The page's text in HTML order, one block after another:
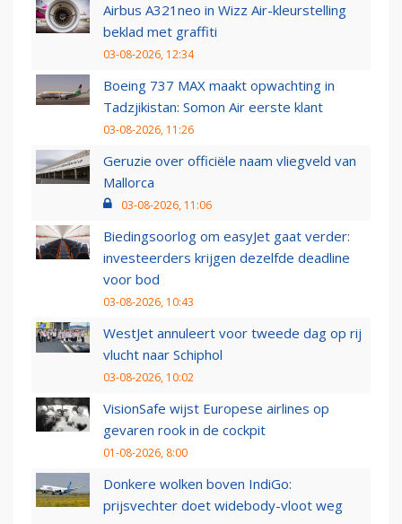
Airbus A321neo in Wizz Air-kleurstelling
beklad met graffiti
03-08-2026, 12:34
Boeing 737 MAX maakt opwachting in
Tadzjikistan: Somon Air eerste klant
03-08-2026, 11:26
Geruzie over officiële naam vliegveld van
Mallorca
03-08-2026, 11:06
Biedingsoorlog om easyJet gaat verder:
investeerders krijgen dezelfde deadline
voor bod
03-08-2026, 10:43
WestJet annuleert voor tweede dag op rij
vlucht naar Schiphol
03-08-2026, 10:02
VisionSafe wijst Europese airlines op
gevaren rook in de cockpit
01-08-2026, 8:00
Donkere wolken boven IndiGo:
prijsvechter doet widebody-vloot weg